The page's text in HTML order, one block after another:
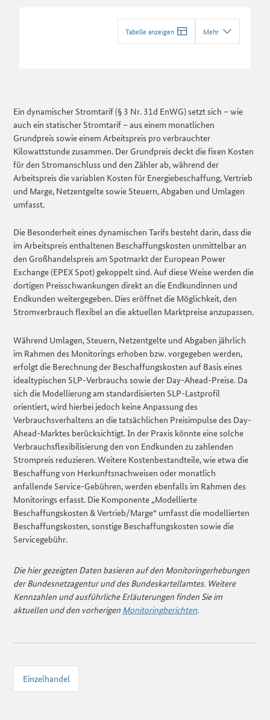
Tabelle anzeigen Mehr
Ein dynamischer Stromtarif (§ 3 Nr. 31d EnWG) setzt sich – wie
auch ein statischer Stromtarif – aus einem monatlichen
Grundpreis sowie einem Arbeitspreis pro verbrauchter
Kilowattstunde zusammen. Der Grundpreis deckt die fixen Kosten
für den Stromanschluss und den Zähler ab, während der
Arbeitspreis die variablen Kosten für Energiebeschaffung, Vertrieb
und Marge, Netzentgelte sowie Steuern, Abgaben und Umlagen
umfasst.
Die Besonderheit eines dynamischen Tarifs besteht darin, dass die
im Arbeitspreis enthaltenen Beschaffungskosten unmittelbar an
den Großhandelspreis am Spotmarkt der European Power
Exchange (EPEX Spot) gekoppelt sind. Auf diese Weise werden die
dortigen Preisschwankungen direkt an die Endkundinnen und
Endkunden weitergegeben. Dies eröffnet die Möglichkeit, den
Stromverbrauch flexibel an die aktuellen Marktpreise anzupassen.
Während Umlagen, Steuern, Netzentgelte und Abgaben jährlich
im Rahmen des Monitorings erhoben bzw. vorgegeben werden,
erfolgt die Berechnung der Beschaffungskosten auf Basis eines
idealtypischen SLP-Verbrauchs sowie der Day-Ahead-Preise. Da
sich die Modellierung am standardisierten SLP-Lastprofil
orientiert, wird hierbei jedoch keine Anpassung des
Verbrauchsverhaltens an die tatsächlichen Preisimpulse des Day-
Ahead-Marktes berücksichtigt. In der Praxis könnte eine solche
Verbrauchsflexibilisierung den von Endkunden zu zahlenden
Strompreis reduzieren. Weitere Kostenbestandteile, wie etwa die
Beschaffung von Herkunftsnachweisen oder monatlich
anfallende Service-Gebühren, werden ebenfalls im Rahmen des
Monitorings erfasst. Die Komponente „Modellierte
Beschaffungskosten & Vertrieb/Marge“ umfasst die modellierten
Beschaffungskosten, sonstige Beschaffungskosten sowie die
Servicegebühr.
Die hier gezeigten Daten basieren auf den Monitoringerhebungen
der Bundesnetzagentur und des Bundeskartellamtes. Weitere
Kennzahlen und ausführliche Erläuterungen finden Sie im
aktuellen und den vorherigen Monitoringberichten.
Einzelhandel